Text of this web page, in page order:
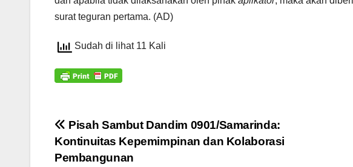
surat teguran pertama. (AD)
Sudah di lihat 11 Kali
Navigasi
pos
Pisah Sambut Dandim 0901/Samarinda:
Kontinuitas Kepemimpinan dan Kolaborasi
Pembangunan